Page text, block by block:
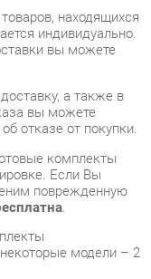
а также в
вы можете
от покупки.
комплекты
Если Вы
поврежденную
.
модели – 2
3 темный дуб